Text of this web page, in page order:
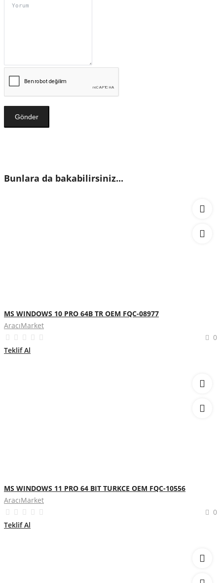
Gönder
Bunlara da bakabilirsiniz...
MS WINDOWS 10 PRO 64B TR OEM FQC-08977
AracıMarket
0
Teklif Al
MS WINDOWS 11 PRO 64 BIT TURKCE OEM FQC-10556
AracıMarket
0
Teklif Al